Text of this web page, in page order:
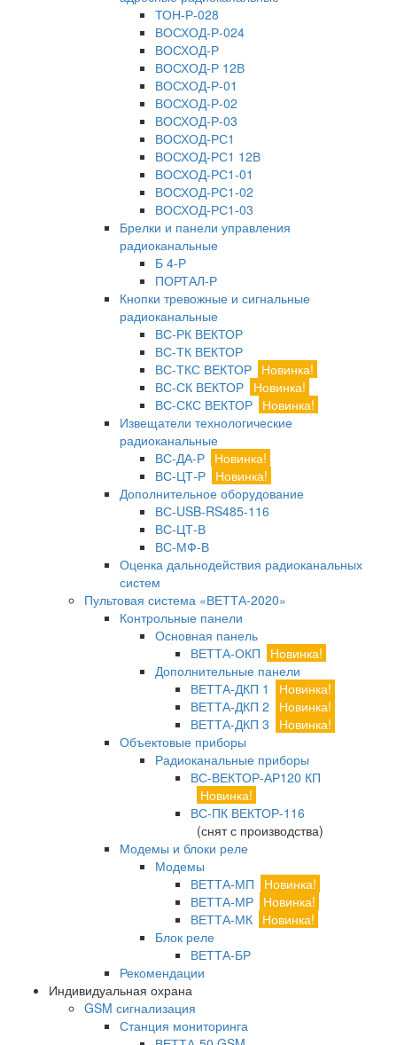
ТОН-Р-028
ВОСХОД-Р-024
ВОСХОД-Р
ВОСХОД-Р 12В
ВОСХОД-Р-01
ВОСХОД-Р-02
ВОСХОД-Р-03
ВОСХОД-РС1
ВОСХОД-РС1 12В
ВОСХОД-РС1-01
ВОСХОД-РС1-02
ВОСХОД-РС1-03
Брелки и панели управления
радиоканальные
Б 4-Р
ПОРТАЛ-Р
Кнопки тревожные и сигнальные
радиоканальные
ВС-РК ВЕКТОР
ВС-ТК ВЕКТОР
ВС-ТКС ВЕКТОР Новинка!
ВС-СК ВЕКТОР Новинка!
ВС-СКС ВЕКТОР Новинка!
Извещатели технологические
радиоканальные
ВС-ДА-Р Новинка!
ВС-ЦТ-Р Новинка!
Дополнительное оборудование
ВС-USB-RS485-116
ВС-ЦТ-В
ВС-МФ-В
Оценка дальнодействия радиоканальных
систем
Пультовая система «ВЕТТА-2020»
Контрольные панели
Основная панель
ВЕТТА-ОКП
Новинка!
Дополнительные панели
ВЕТТА-ДКП 1
Новинка!
ВЕТТА-ДКП 2
Новинка!
ВЕТТА-ДКП 3
Новинка!
Объектовые приборы
Радиоканальные приборы
ВС-ВЕКТОР-АР120 КП
Новинка!
ВС-ПК ВЕКТОР-116
(снят с производства)
Модемы и блоки реле
Модемы
ВЕТТА-МП
Новинка!
ВЕТТА-МР Новинка!
ВЕТТА-МК Новинка!
Блок реле
ВЕТТА-БР
Рекомендации
Индивидуальная охрана
GSM сигнализация
Станция мониторинга